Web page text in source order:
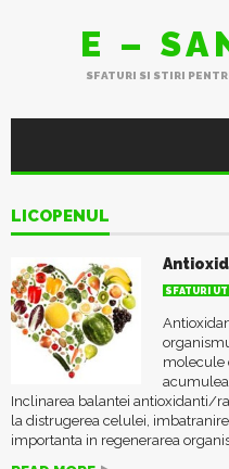
E –
SFATURI SI STIRI
LICOPENUL
SFATURI
molecule
Inclinarea balantei antioxidanti/
la distrugerea celulei,
importanta in regenerarea